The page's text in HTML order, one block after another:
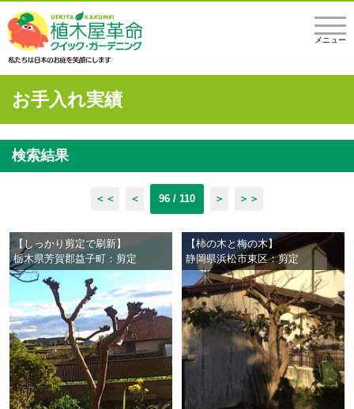
メニュー
お手入れ実績
検索結果
＜＜ ＜ 96 / 110 ＞ ＞＞
【しっかり剪定で刷新】
栃木県芳賀郡益子町：剪定
【柿の木と梅の木】
静岡県浜松市東区：剪定